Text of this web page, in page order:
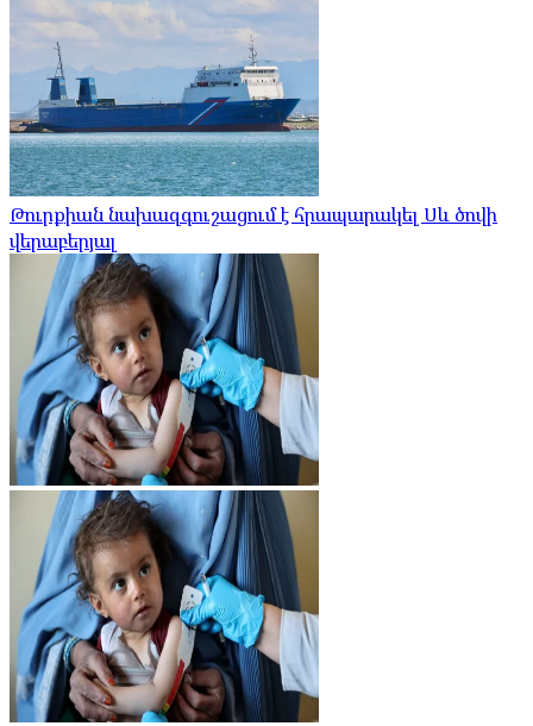
Թուրքիան նախազգուշացում է հրապարակել Սև ծովի
վերաբերյալ